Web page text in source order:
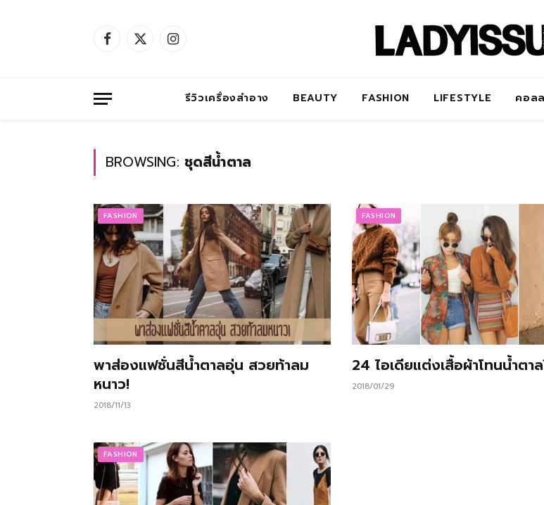
Facebook
X
Instagram
รีวิวเครื่องสำอาง BEAUTY FASHION LIFESTYLE คอล
BROWSING: ชุดสีน้ำตาล
FASHION
พาส่องแฟชั่นสีน้ำตาลอุ่น สวยท้าลม
หนาว!
2018/11/13
FASHION
24 ไอเดียแต่งเสื้อผ้าโทนน้ำตา
2018/01/29
FASHION